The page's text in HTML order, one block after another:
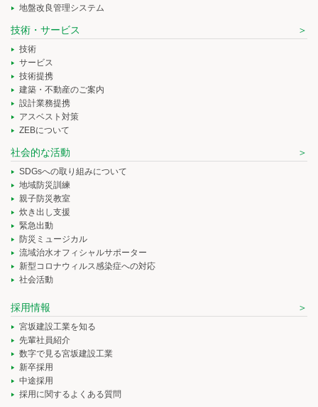
地盤改良管理システム
技術・サービス
技術
サービス
技術提携
建築・不動産のご案内
設計業務提携
アスベスト対策
ZEBについて
社会的な活動
SDGsへの取り組みについて
地域防災訓練
親子防災教室
炊き出し支援
緊急出動
防災ミュージカル
流域治水オフィシャルサポーター
新型コロナウィルス感染症への対応
社会活動
採用情報
宮坂建設工業を知る
先輩社員紹介
数字で見る宮坂建設工業
新卒採用
中途採用
採用に関するよくある質問